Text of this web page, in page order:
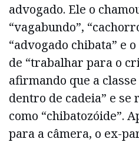
advogado. Ele o
“vagabundo”,
“advogado chibata” e
de “trabalhar para o
afirmando que a
dentro de cadeia” e
como “chibatozóide”.
para a câmera, o ex-